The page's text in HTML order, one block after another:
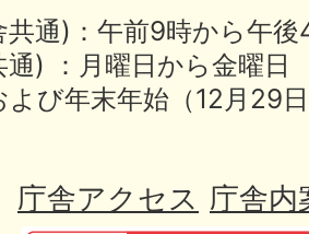
共通)：午前9時から午
) ：月曜日から金曜日
よび年末年始（12月29
庁舎アクセス 庁舎内